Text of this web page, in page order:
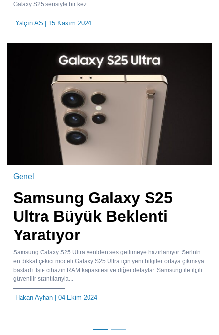
Galaxy S25 serisiyle bir kez...
Yalçın AS | 15 Kasım 2024
Genel
Samsung Galaxy S25
Ultra Büyük Beklenti
Yaratıyor
Samsung Galaxy S25 Ultra yeniden ses getirmeye hazırlanıyor. Serinin
en dikkat çekici modeli Galaxy S25 Ultra için yeni bilgiler ortaya çıkmaya
başladı. İşte cihazın RAM kapasitesi ve diğer detaylar. Samsung ile ilgili
güvenilir sızıntılarıyla...
Hakan Ayhan | 04 Ekim 2024